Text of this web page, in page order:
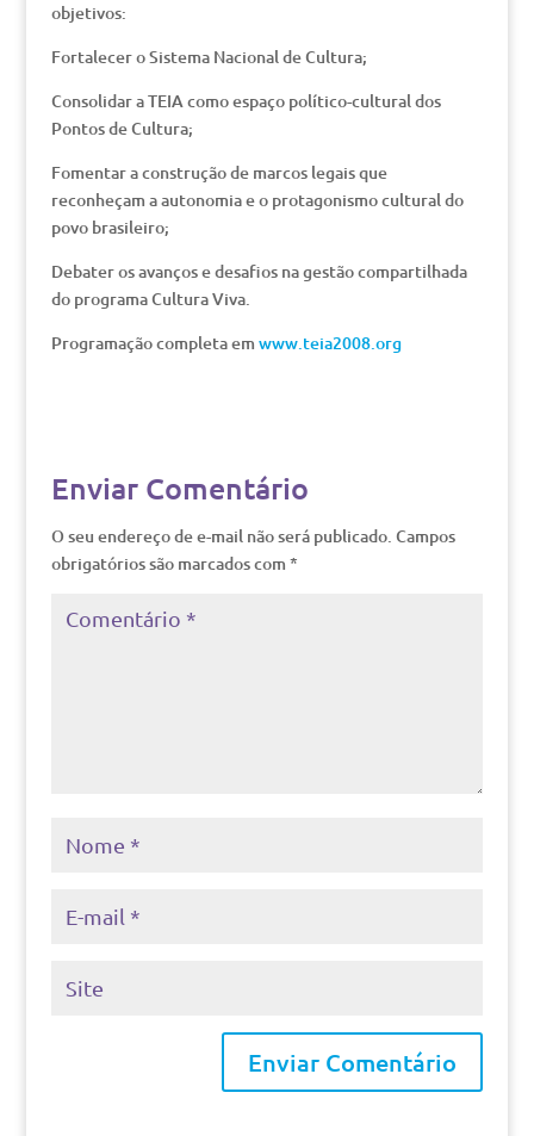
objetivos:
Fortalecer o Sistema Nacional de Cultura;
Consolidar a TEIA como espaço político-cultural dos
Pontos de Cultura;
Fomentar a construção de marcos legais que
reconheçam a autonomia e o protagonismo cultural do
povo brasileiro;
Debater os avanços e desafios na gestão compartilhada
do programa Cultura Viva.
Programação completa em www.teia2008.org
Enviar Comentário
O seu endereço de e-mail não será publicado. Campos
obrigatórios são marcados com *